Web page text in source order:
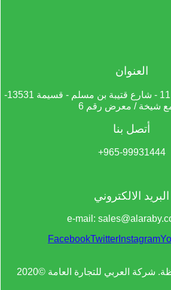
العنوان
الكويت , حولي , قطعة 11 - شارع قتيبة بن مسلم - قسيمة 13531-
شيخة / معرض رقم 6
أتصل بنا
965-99931444+
البريد الالكتروني
e-mail:
FacebookTwitter Instagram
العربي للتجارة العامة ©2020